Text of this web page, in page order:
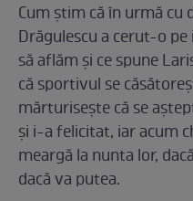
Cum știm că în urmă cu
Drăgulescu a cerut-o
să aflăm și ce spune
că sportivul se
mărturisește că se
și i-a felicitat, iar acum
meargă la nunta lor,
dacă va putea.